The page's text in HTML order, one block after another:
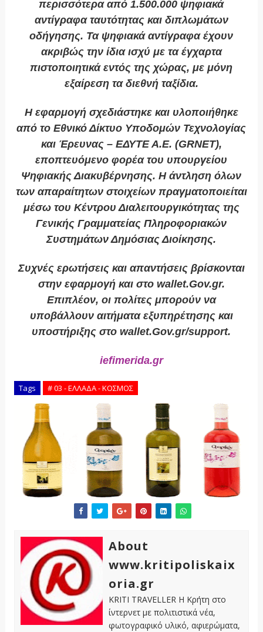
περισσότερα από 1.500.000 ψηφιακά
αντίγραφα ταυτότητας και διπλωμάτων
οδήγησης. Τα ψηφιακά αντίγραφα έχουν
ακριβώς την ίδια ισχύ με τα έγχαρτα
πιστοποιητικά εντός της χώρας, με μόνη
εξαίρεση τα διεθνή ταξίδια.
Η εφαρμογή σχεδιάστηκε και υλοποιήθηκε
από το Εθνικό Δίκτυο Υποδομών Τεχνολογίας
και Έρευνας – ΕΔΥΤΕ Α.Ε. (GRNET),
εποπτευόμενο φορέα του υπουργείου
Ψηφιακής Διακυβέρνησης. Η άντληση όλων
των απαραίτητων στοιχείων πραγματοποιείται
μέσω του Κέντρου Διαλειτουργικότητας της
Γενικής Γραμματείας Πληροφοριακών
Συστημάτων Δημόσιας Διοίκησης.
Συχνές ερωτήσεις και απαντήσεις βρίσκονται
στην εφαρμογή και στο wallet.Gov.gr.
Επιπλέον, οι πολίτες μπορούν να
υποβάλλουν αιτήματα εξυπηρέτησης και
υποστήριξης στο wallet.Gov.gr/support.
iefimerida.gr
Tags # 03 - ΕΛΛΑΔΑ - ΚΟΣΜΟΣ
About
www.kritipoliskaix
oria.gr
KRITI TRAVELLER Η Κρήτη στο
ίντερνετ με πολιτιστικά νέα,
φωτογραφικό υλικό, αφιερώματα,